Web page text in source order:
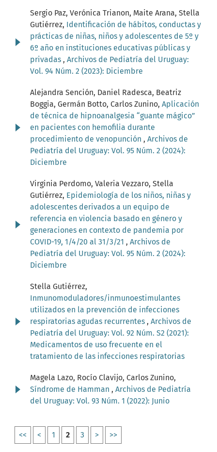
Sergio Paz, Verónica Trianon, Maite Arana, Stella
Gutiérrez, Identificación de hábitos, conductas y
prácticas de niñas, niños y adolescentes de 5º y
6º año en instituciones educativas públicas y
privadas , Archivos de Pediatría del Uruguay:
Vol. 94 Núm. 2 (2023): Diciembre
Alejandra Sención, Daniel Radesca, Beatriz
Boggia, Germán Botto, Carlos Zunino, Aplicación
de técnica de hipnoanalgesia “guante mágico”
en pacientes con hemofilia durante
procedimiento de venopunción , Archivos de
Pediatría del Uruguay: Vol. 95 Núm. 2 (2024):
Diciembre
Virginia Perdomo, Valeria Vezzaro, Stella
Gutiérrez, Epidemiología de los niños, niñas y
adolescentes derivados a un equipo de
referencia en violencia basado en género y
generaciones en contexto de pandemia por
COVID-19, 1/4/20 al 31/3/21 , Archivos de
Pediatría del Uruguay: Vol. 95 Núm. 2 (2024):
Diciembre
Stella Gutiérrez,
Inmunomoduladores/inmunoestimulantes
utilizados en la prevención de infecciones
respiratorias agudas recurrentes , Archivos de
Pediatría del Uruguay: Vol. 92 Núm. S2 (2021):
Medicamentos de uso frecuente en el
tratamiento de las infecciones respiratorias
Magela Lazo, Rocío Clavijo, Carlos Zunino,
Síndrome de Hamman , Archivos de Pediatría
del Uruguay: Vol. 93 Núm. 1 (2022): Junio
<< < 1 2 3 > >>